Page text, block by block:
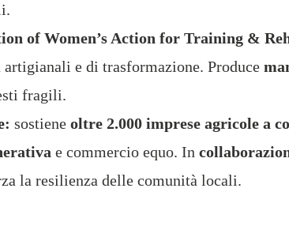
of Women’s Action for Training &
e di trasformazione. Produce
fragili.
: sostiene oltre 2.000 imprese agricole a
e commercio equo. In
la resilienza delle comunità locali.